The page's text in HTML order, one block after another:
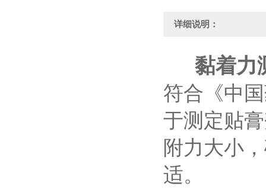
详细说明：
黏着力
符合《中
于测定贴
附力大小‌
适。